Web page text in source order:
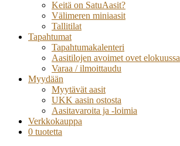
Keitä on SatuAasit?
Välimeren miniaasit
Tallitilat
Tapahtumat
Tapahtumakalenteri
Aasitilojen avoimet ovet elokuussa
Varaa / ilmoittaudu
Myydään
Myytävät aasit
UKK aasin ostosta
Aasitavaroita ja -loimia
Verkkokauppa
0 tuotetta